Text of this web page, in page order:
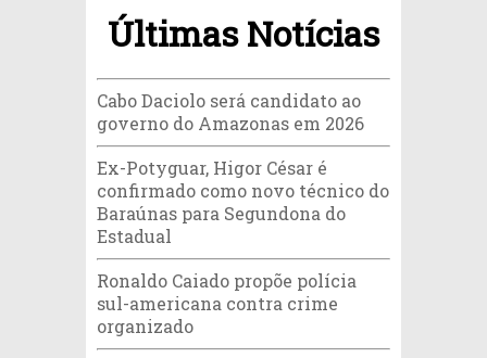
Últimas Notícias
Cabo Daciolo será candidato ao
governo do Amazonas em 2026
Ex-Potyguar, Higor César é
confirmado como novo técnico do
Baraúnas para Segundona do
Estadual
Ronaldo Caiado propõe polícia
sul-americana contra crime
organizado